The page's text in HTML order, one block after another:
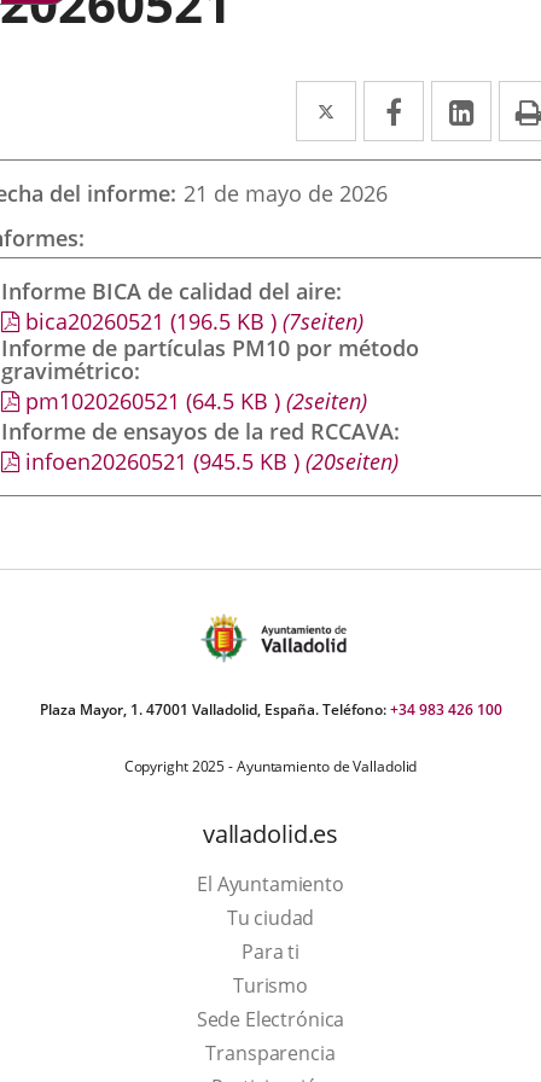
Twitter
Enlace
a
una
externa.
Facebook
Enlace
a
externa.
a
del informe 21 de mayo de 2026
Informe BICA de calidad del aire
bica20260521 (196.5 KB ) (7seiten)
Informe de partículas PM10 por método
gravimétrico
pm1020260521 (64.5 KB ) (2seiten)
Informe de ensayos de la red RCCAVA
infoen20260521 (945.5 KB ) (20seiten)
Plaza Mayor, 1. 47001 Valladolid, España. Teléfono:+34 983 426 100
Copyright 2025 - Ayuntamiento de Valladolid
valladolid.es
El Ayuntamiento
Tu ciudad
Para ti
TurismoThis
link
will
Sede Electrónica
Transparencia